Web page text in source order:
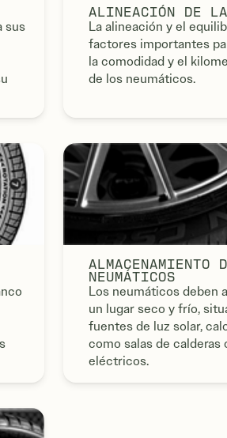
sus
ALINEACIÓN DE
La alineación y el
factores importantes
la comodidad y el
de los neumáticos.
ALMACENAMIENTO
NEUMÁTICOS
Los neumáticos deben
un lugar seco y frío,
fuentes de luz solar,
como salas de calderas
eléctricos.